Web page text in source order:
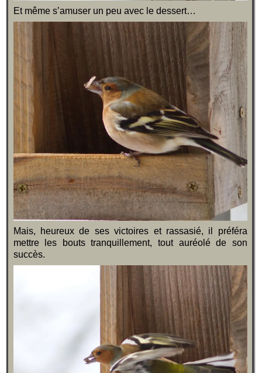
Et même s’amuser un peu avec le dessert…
Mais, heureux de ses victoires et rassasié, il préféra
mettre les bouts tranquillement, tout auréolé de son
succès.